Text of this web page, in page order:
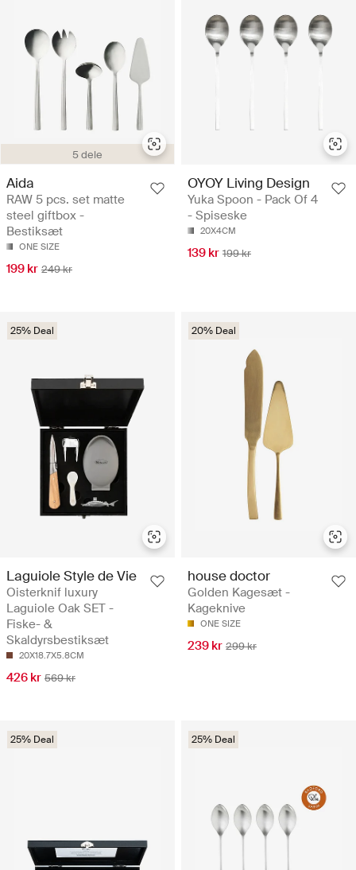
5 dele
Aida
RAW 5 pcs. set matte
steel giftbox -
Bestiksæt
ONE SIZE
199 kr 249 kr
OYOY Living Design
Yuka Spoon - Pack Of 4
- Spiseske
20X4CM
139 kr 199 kr
25% Deal
Laguiole Style de Vie
Oisterknif luxury
Laguiole Oak SET -
Fiske- &
Skaldyrsbestiksæt
20X18.7X5.8CM
426 kr 569 kr
20% Deal
house doctor
Golden Kagesæt -
Kageknive
ONE SIZE
239 kr 299 kr
25% Deal 25% Deal